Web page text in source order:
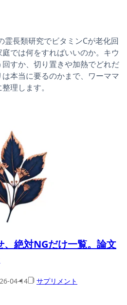
長類研究でビタミンCが老化回
では何をすればいいのか。キウ
すか、切り置きや加熱でどれだ
本当に要るのかまで、ワーママ
理します。
、絶対NGだけ一覧。論文
04-14 サプリメント